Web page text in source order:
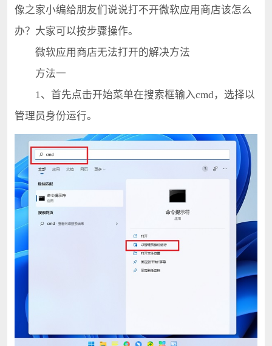
像之家小编给朋友们说说打不开微软应用商店该怎么
办？大家可以按步骤操作。
微软应用商店无法打开的解决方法
方法一
1、首先点击开始菜单在搜索框输入cmd，选择以
管理员身份运行。